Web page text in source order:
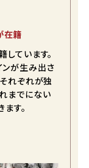
在籍
ています。
が生み出さ
れぞれが独
までにない
す。